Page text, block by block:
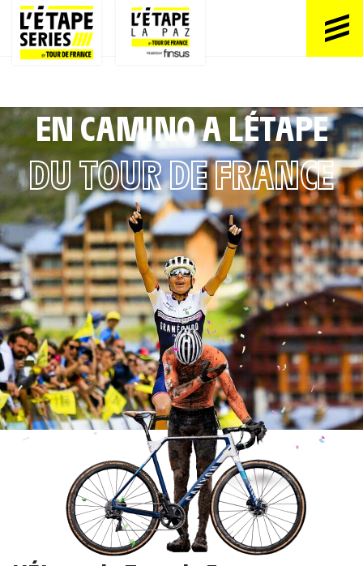
EN CAMINO A L´ÉTAPE
DU TOUR DE FRANCE